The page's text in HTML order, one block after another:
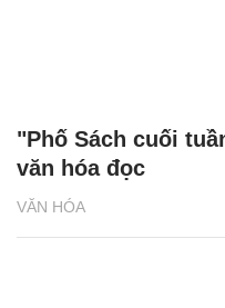
VĂN HÓA
"Phố Sách cuối
văn hóa đọc